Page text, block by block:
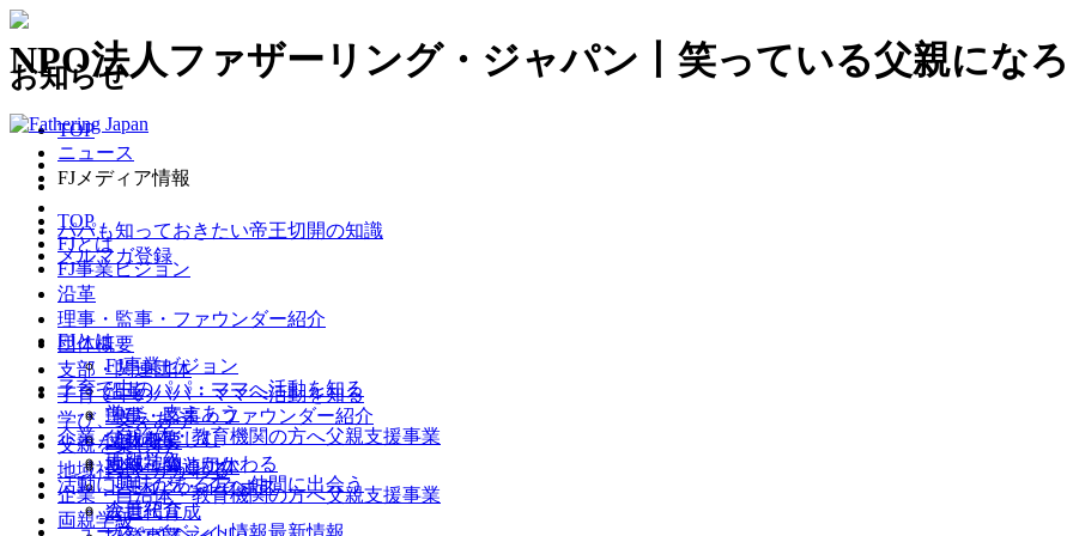
NPO法人ファザーリング・ジャパン丨笑っている父親にな
パパも知っておきたい帝王切開の知識
メルマガ登録
FJとは
FJ事業ビジョン
沿革
理事・監事・ファウンダー紹介
団体概要
支部・関連団体
子育て中のパパ・ママへ活動を知る
学び、支えあう
父親を楽しむ
地域社会とかかわる
企業・自治体・教育機関の方へ父親支援事業
両親学級
トモイク・イクボス
次世代育成
活動に興味がある方へ仲間に出会う
会員紹介
ニュース・イベント情報最新情報
お知らせ
TOP
ニュース
FJメディア情報
TOP
FJとは
FJ事業ビジョン
沿革
理事・監事・ファウンダー紹介
団体概要
支部・関連団体
子育て中のパパ・ママへ活動を知る
学び、支えあう
父親を楽しむ
地域社会とかかわる
企業・自治体・教育機関の方へ父親支援事業
両親学級